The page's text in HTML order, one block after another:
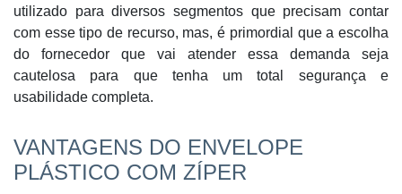
utilizado para diversos segmentos que precisam contar
com esse tipo de recurso, mas, é primordial que a escolha
do fornecedor que vai atender essa demanda seja
cautelosa para que tenha um total segurança e
usabilidade completa.
VANTAGENS DO ENVELOPE
PLÁSTICO COM ZÍPER